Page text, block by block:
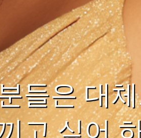
들은 대
고 싶어